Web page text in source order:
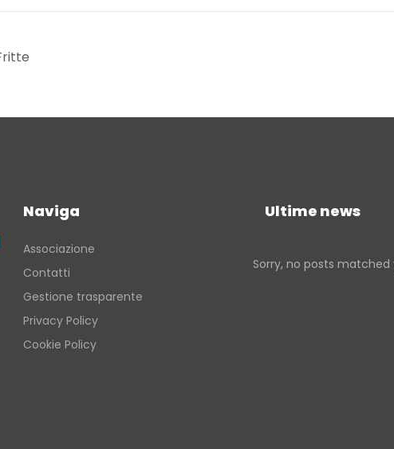
Naviga
Associazione
Contatti
Gestione trasparente
Privacy Policy
Cookie Policy
Ultime news
Sorry, no posts matched